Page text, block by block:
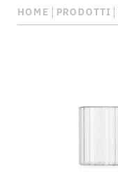
HOME PRODOTTI
avanzata